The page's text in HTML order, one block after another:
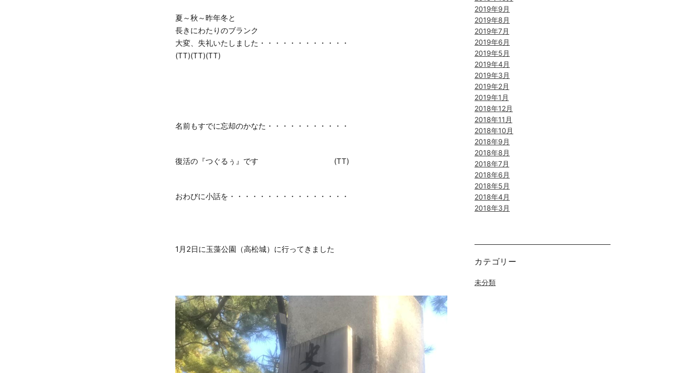
夏～秋～昨年冬と
長きにわたりのブランク
大変、失礼いたしました・・・・・・・・・・・・
(TT)(TT)(TT)
名前もすでに忘却のかなた・・・・・・・・・・・
復活の『つぐるぅ』です (TT)
おわびに小話を・・・・・・・・・・・・・・・・
1月2日に玉藻公園（高松城）に行ってきました
2019年9月
2019年8月
2019年7月
2019年6月
2019年5月
2019年4月
2019年3月
2019年2月
2019年1月
2018年12月
2018年11月
2018年10月
2018年9月
2018年8月
2018年7月
2018年6月
2018年5月
2018年4月
2018年3月
カテゴリー
未分類